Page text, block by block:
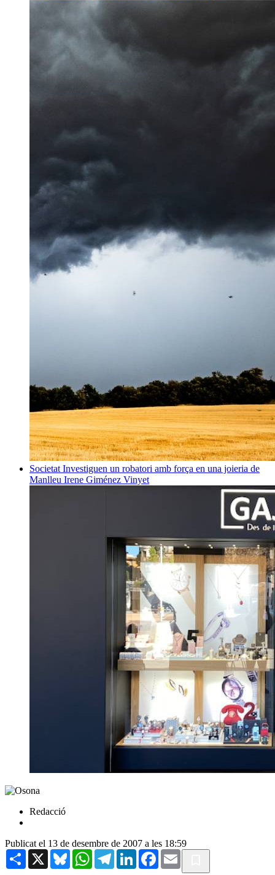
Societat Investiguen un robatori amb força en una joieria de
Manlleu Irene Giménez Vinyet
Redacció
Publicat el 13 de desembre de 2007 a les 18:59
Share X BlueskyWhatsAppTelegramLinkedInFacebook
Email